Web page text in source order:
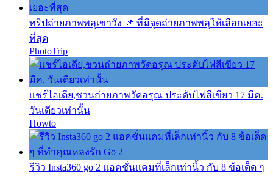
ทริปถ่ายภาพพลุเขาวัง 📌 ที่มีจุดถ่ายภาพพลุให้เลือกเยอะ
ที่สุด
PhotoTrip
แชร์ไอเดีย,ชวนถ่ายภาพวัดอรุณ ประดับไฟสีเขียว 17 มีค.
วันเดียวเท่านั้น
Howto
รีวิว Insta360 go 2 แอคชั่นแคมที่เล็กเท่านิ้ว กับ 8 ข้อเด็ด ๆ